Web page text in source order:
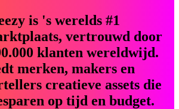
is 's werelds #1
vertrouwd door
klanten wereldwijd.
merken, makers en
creatieve assets die
op tijd en budget.